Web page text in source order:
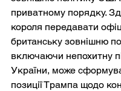
приватному порядку.
короля передавати
британську зовнішню
включаючи непохитну
України, може
позиції Трампа щодо